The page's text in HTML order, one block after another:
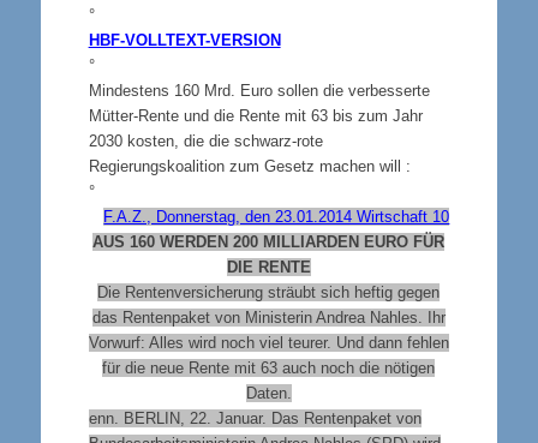
°
HBF-VOLLTEXT-VERSION
°
Mindestens 160 Mrd. Euro sollen die verbesserte
Mütter-Rente und die Rente mit 63 bis zum Jahr
2030 kosten, die die schwarz-rote
Regierungskoalition zum Gesetz machen will :
°
F.A.Z., Donnerstag, den 23.01.2014 Wirtschaft 10
AUS 160 WERDEN 200 MILLIARDEN EURO FÜR
DIE RENTE
Die Rentenversicherung sträubt sich heftig gegen
das Rentenpaket von Ministerin Andrea Nahles. Ihr
Vorwurf: Alles wird noch viel teurer. Und dann fehlen
für die neue Rente mit 63 auch noch die nötigen
Daten.
enn. BERLIN, 22. Januar. Das Rentenpaket von